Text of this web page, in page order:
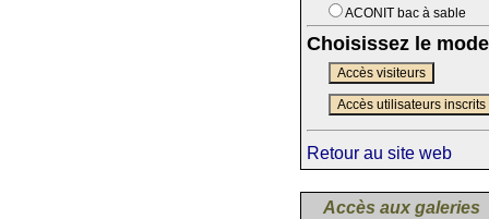
ACONIT bac à sable
Choisissez le
Accès visiteurs
Accès utilisateurs inscrits
Retour au site web
Accès aux galeries